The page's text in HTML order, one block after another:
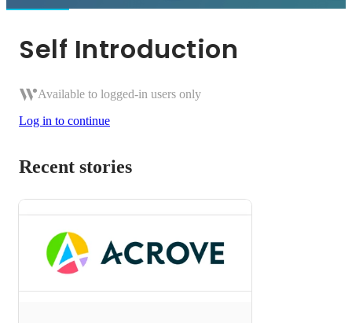
Self Introduction
Available to logged-in users only
Log in to continue
Recent stories